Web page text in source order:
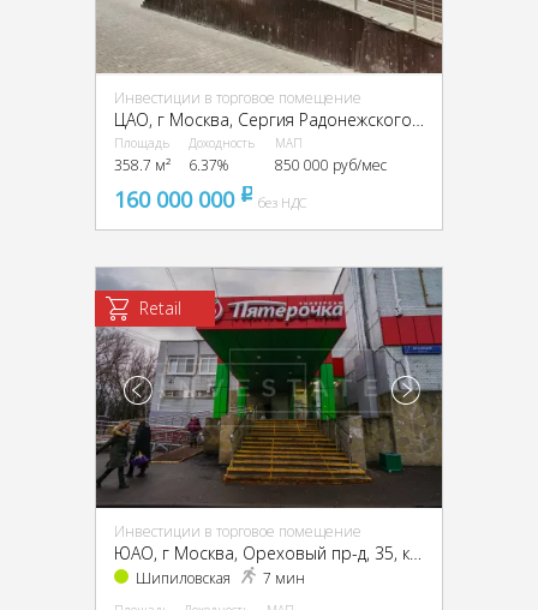
Инвестиции в торговое помещение
Площадь
358.7 м²
Доходность
6.37%
МАП
850 000 руб/мес
160 000 000 pуббез НДС
Retail
Инвестиции в торговое помещение
ЮАО, г Москва, Ореховый пр-д, 35, кор. 2
Шипиловская 7 мин